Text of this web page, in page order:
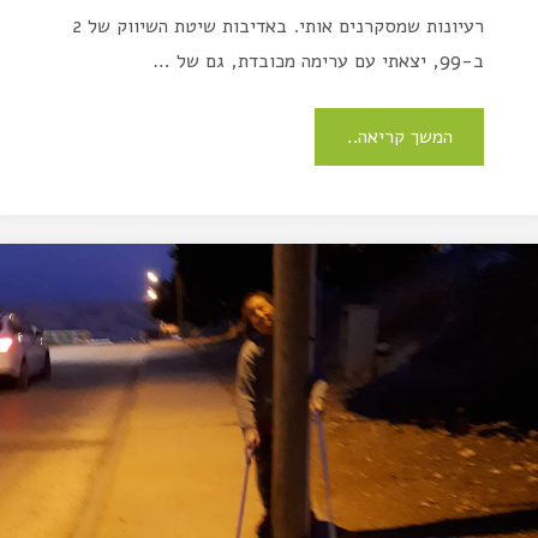
רעיונות שמסקרנים אותי. באדיבות שיטת השיווק של 2
ב-99, יצאתי עם ערימה מכובדת, גם של …
המשך קריאה..